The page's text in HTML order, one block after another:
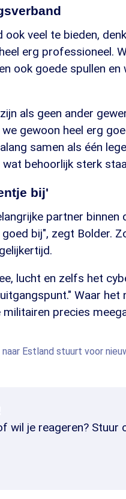
veel te bieden,
erg professioneel.
ook goede spullen
als geen ander
gewoon heel erg
samen als één
behoorlijk sterk
bij'
partner binnen
bij", zegt Bolder.
lucht en zelfs het
Waar
precies
Estland stuurt voor
wil je reageren? Stuur